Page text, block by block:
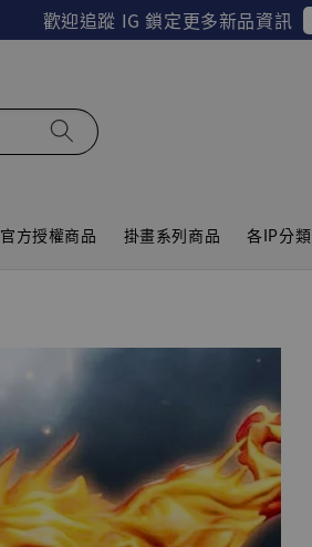
歡迎追蹤 IG 鎖定更多新品資訊
官方授權商品 掛畫系列商品 各IP分類